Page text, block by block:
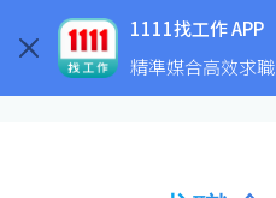
1111找工作 APP
精準媒合高效求職